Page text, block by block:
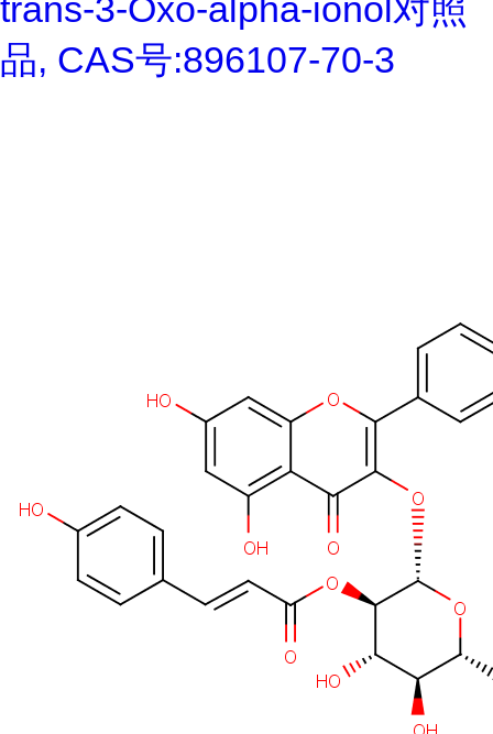
trans-3-Oxo-alpha-ionol对照
品, CAS号:896107-70-3